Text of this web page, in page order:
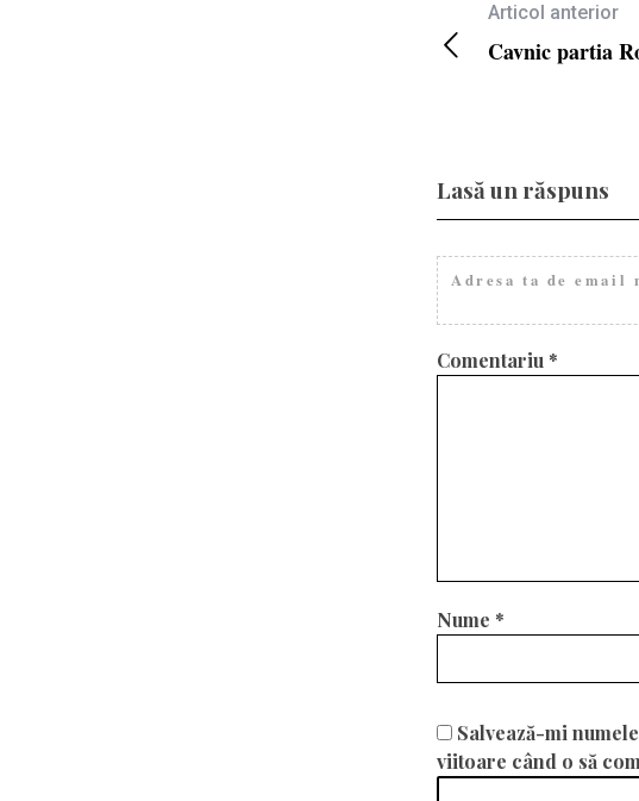
Articol anterior
Cavnic partia
Lasă un răspuns
Adresa ta de email
Comentariu *
Nume *
Salvează-mi
viitoare când o să